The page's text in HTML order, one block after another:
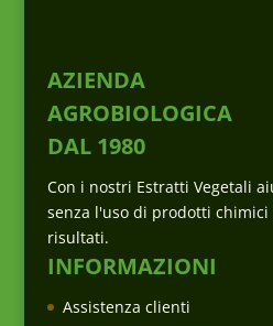
AZIENDA
AGROBIOLOGICA
DAL 1980
Con i nostri Estratti Vegetali
senza l'uso di prodotti
risultati.
INFORMAZIONI
Assistenza clienti